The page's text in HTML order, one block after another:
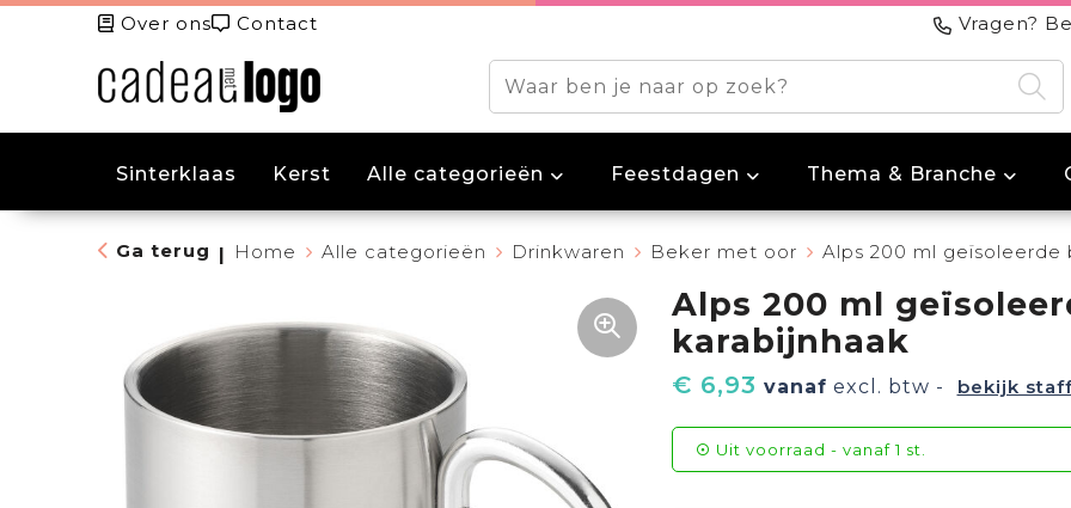
Over ons Contact Vragen?
Sinterklaas Kerst Alle categorieën Feestdagen Thema & Branche
Ga terug | Home Alle categorieën Drinkwaren Beker met oor Alps 200 ml
Alps 200 ml
karabijnhaak
€ 6,93 vanaf excl. btw - bekijk
Uit voorraad - vanaf1 st.